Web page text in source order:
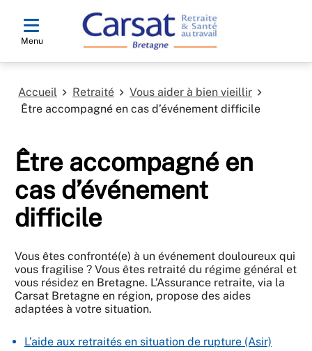
Menu
Accueil Retraité
Vous aider à bien vieillir
Être accompagné en cas d’événement difficile
Être accompagné en
cas d’événement
difficile
Vous êtes confronté(e) à un événement douloureux qui
vous fragilise ? Vous êtes retraité du régime général et
vous résidez en Bretagne. L’Assurance retraite, via la
Carsat Bretagne en région, propose des aides
adaptées à votre situation.
L’aide aux retraités en situation de rupture (Asir)